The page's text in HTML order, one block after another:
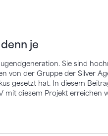
je
Sie sind
von der Gruppe der Silver
gesetzt hat. In diesem
mit diesem Projekt erreichen
je